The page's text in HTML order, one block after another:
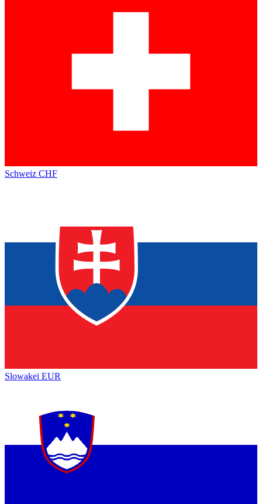
Schweiz CHF
Slowakei EUR